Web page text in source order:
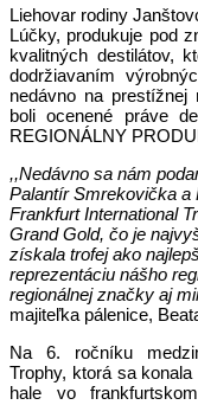
Liehovar rodiny
Lúčky, produkuje pod
kvalitných destilátov,
dodržiavaním
nedávno na prestížnej
boli ocenené práve
REGIONÁLNY
,,Nedávno sa nám
Palantír Smrekovička a
Frankfurt International
Grand Gold, čo je
získala trofej ako
reprezentáciu nášho
regionálnej značky aj
majiteľka pálenice,
Na 6. ročníku
Trophy, ktorá sa
hale vo